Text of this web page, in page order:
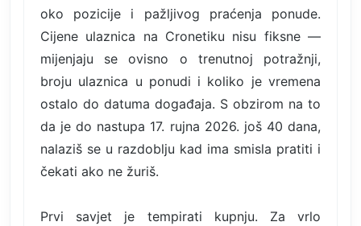
oko pozicije i pažljivog praćenja ponude.
Cijene ulaznica na Cronetiku nisu fiksne —
mijenjaju se ovisno o trenutnoj potražnji,
broju ulaznica u ponudi i koliko je vremena
ostalo do datuma događaja. S obzirom na to
da je do nastupa 17. rujna 2026. još 40 dana,
nalaziš se u razdoblju kad ima smisla pratiti i
čekati ako ne žuriš.
Prvi savjet je tempirati kupnju. Za vrlo